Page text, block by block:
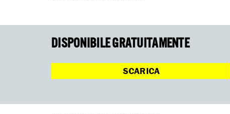
DISPONIBILE GRATUITAMENTE
SCARICA